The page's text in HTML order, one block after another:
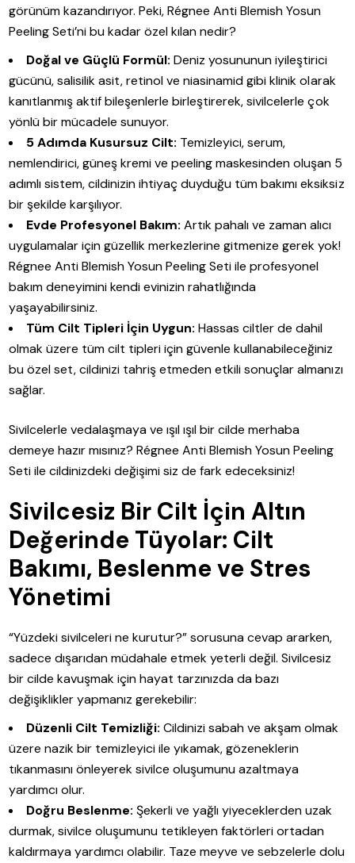
görünüm kazandırıyor. Peki, Régnee Anti Blemish Yosun
Peeling Seti’ni bu kadar özel kılan nedir?
Doğal ve Güçlü Formül: Deniz yosununun iyileştirici
gücünü, salisilik asit, retinol ve niasinamid gibi klinik olarak
kanıtlanmış aktif bileşenlerle birleştirerek, sivilcelerle çok
yönlü bir mücadele sunuyor.
5 Adımda Kusursuz Cilt: Temizleyici, serum,
nemlendirici, güneş kremi ve peeling maskesinden oluşan 5
adımlı sistem, cildinizin ihtiyaç duyduğu tüm bakımı eksiksiz
bir şekilde karşılıyor.
Evde Profesyonel Bakım: Artık pahalı ve zaman alıcı
uygulamalar için güzellik merkezlerine gitmenize gerek yok!
Régnee Anti Blemish Yosun Peeling Seti ile profesyonel
bakım deneyimini kendi evinizin rahatlığında
yaşayabilirsiniz.
Tüm Cilt Tipleri İçin Uygun: Hassas ciltler de dahil
olmak üzere tüm cilt tipleri için güvenle kullanabileceğiniz
bu özel set, cildinizi tahriş etmeden etkili sonuçlar almanızı
sağlar.
Sivilcelerle vedalaşmaya ve ışıl ışıl bir cilde merhaba
demeye hazır mısınız? Régnee Anti Blemish Yosun Peeling
Seti ile cildinizdeki değişimi siz de fark edeceksiniz!
Sivilcesiz Bir Cilt İçin Altın
Değerinde Tüyolar: Cilt
Bakımı, Beslenme ve Stres
Yönetimi
“Yüzdeki sivilceleri ne kurutur?” sorusuna cevap ararken,
sadece dışarıdan müdahale etmek yeterli değil. Sivilcesiz
bir cilde kavuşmak için hayat tarzınızda da bazı
değişiklikler yapmanız gerekebilir:
Düzenli Cilt Temizliği: Cildinizi sabah ve akşam olmak
üzere nazik bir temizleyici ile yıkamak, gözeneklerin
tıkanmasını önleyerek sivilce oluşumunu azaltmaya
yardımcı olur.
Doğru Beslenme: Şekerli ve yağlı yiyeceklerden uzak
durmak, sivilce oluşumunu tetikleyen faktörleri ortadan
kaldırmaya yardımcı olabilir. Taze meyve ve sebzelerle dolu